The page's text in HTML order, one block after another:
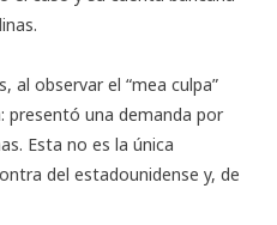
al observar el “mea culpa”
presentó una demanda por
Esta no es la única
del estadounidense y, de